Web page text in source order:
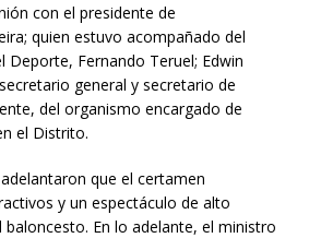
con el presidente de
quien estuvo acompañado del
Fernando Teruel; Edwin
general y secretario de
del organismo encargado de
el Distrito.
que el certamen
y un espectáculo de alto
baloncesto. En lo adelante, el ministro